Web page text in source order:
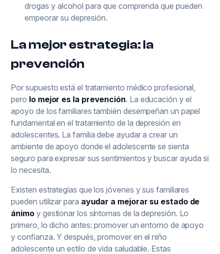
drogas y alcohol para que comprenda que pueden
empeorar su depresión.
La mejor estrategia: la
prevención
Por supuesto está el tratamiento médico profesional,
pero lo mejor es la prevención. La educación y el
apoyo de los familiares también desempeñan un papel
fundamental en el tratamiento de la depresión en
adolescentes. La familia debe ayudar a crear un
ambiente de apoyo donde el adolescente se sienta
seguro para expresar sus sentimientos y buscar ayuda si
lo necesita.
Existen estrategias que los jóvenes y sus familiares
pueden utilizar para ayudar a mejorar su estado de
ánimo y gestionar los síntomas de la depresión. Lo
primero, lo dicho antes: promover un entorno de apoyo
y confianza. Y después, promover en el niño
adolescente un estilo de vida saludable. Estas